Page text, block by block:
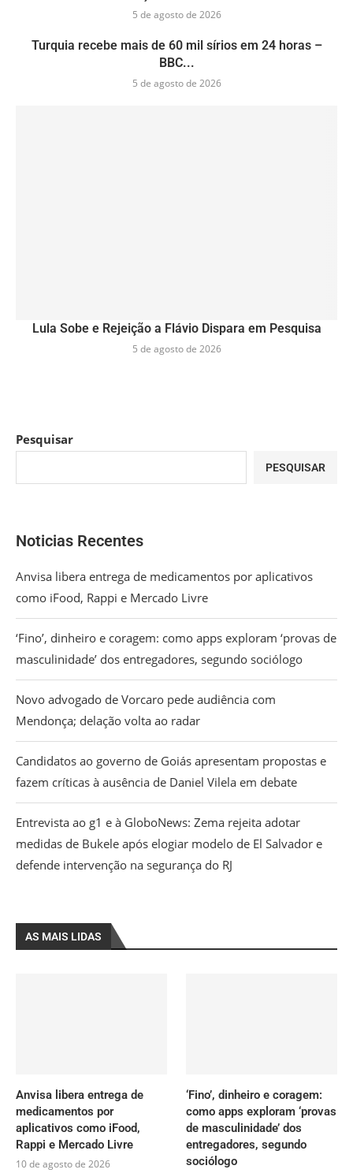
5 de agosto de 2026
Turquia recebe mais de 60 mil sírios em 24 horas –
BBC...
5 de agosto de 2026
Lula Sobe e Rejeição a Flávio Dispara em Pesquisa
5 de agosto de 2026
Pesquisar
PESQUISAR
Noticias Recentes
Anvisa libera entrega de medicamentos por aplicativos
como iFood, Rappi e Mercado Livre
‘Fino’, dinheiro e coragem: como apps exploram ‘provas de
masculinidade’ dos entregadores, segundo sociólogo
Novo advogado de Vorcaro pede audiência com
Mendonça; delação volta ao radar
Candidatos ao governo de Goiás apresentam propostas e
fazem críticas à ausência de Daniel Vilela em debate
Entrevista ao g1 e à GloboNews: Zema rejeita adotar
medidas de Bukele após elogiar modelo de El Salvador e
defende intervenção na segurança do RJ
AS MAIS LIDAS
Anvisa libera entrega de
medicamentos por
aplicativos como iFood,
Rappi e Mercado Livre
10 de agosto de 2026
‘Fino’, dinheiro e coragem:
como apps exploram ‘provas
de masculinidade’ dos
entregadores, segundo
sociólogo